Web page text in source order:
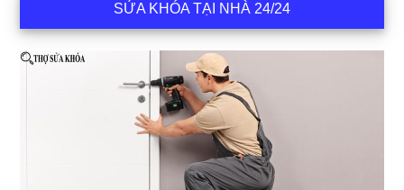
SỬA KHÓA TẠI NHÀ 24/24